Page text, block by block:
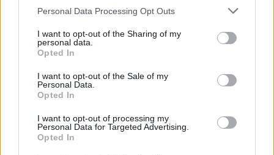
Personal Data Processing Opt Outs
I want to opt-out of the Sharing of my
personal data.
Opted In
I want to opt-out of the Sale of my
Personal Data.
Opted In
I want to opt-out of processing my
Personal Data for Targeted Advertising.
Opted In
Italo Bocchino: «Diamogli
Italo Bocchino, vicecapogruppo
vicario del Pdl, avverte: «È ...